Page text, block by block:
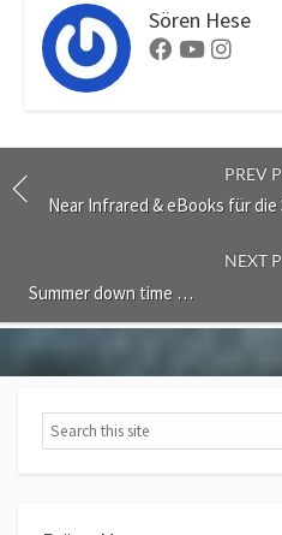
Sören Hese
Facebook
Youtube
PREV
Near Infrared & eBooks für die
NEXT
Summer down time …
Search